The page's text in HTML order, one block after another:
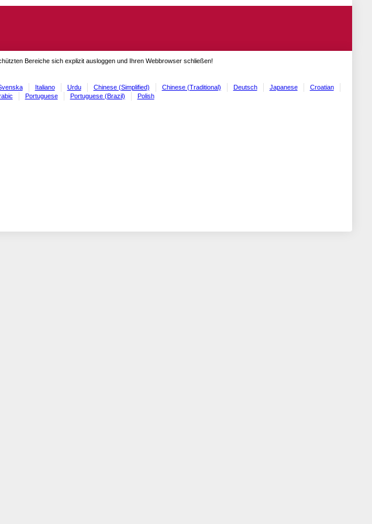
Bereiche sich explizit ausloggen und Ihren Webbrowser schließen!
Italiano Urdu Chinese (Simplified) Chinese (Traditional) Deutsch Japanese
Croatian
Portuguese Portuguese (Brazil) Polish